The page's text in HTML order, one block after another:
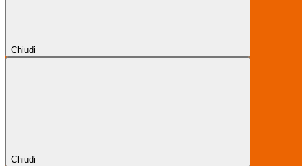
Chiudi
Chiudi